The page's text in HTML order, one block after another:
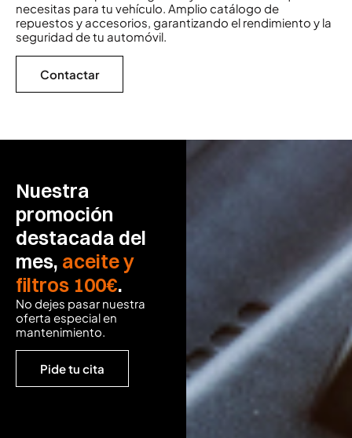
necesitas para tu vehículo. Amplio catálogo de
repuestos y accesorios, garantizando el rendimiento y la
seguridad de tu automóvil.
Contactar
Nuestra
promoción
destacada del
mes, aceite y
filtros 100€.
No dejes pasar nuestra
oferta especial en
mantenimiento.
Pide tu cita